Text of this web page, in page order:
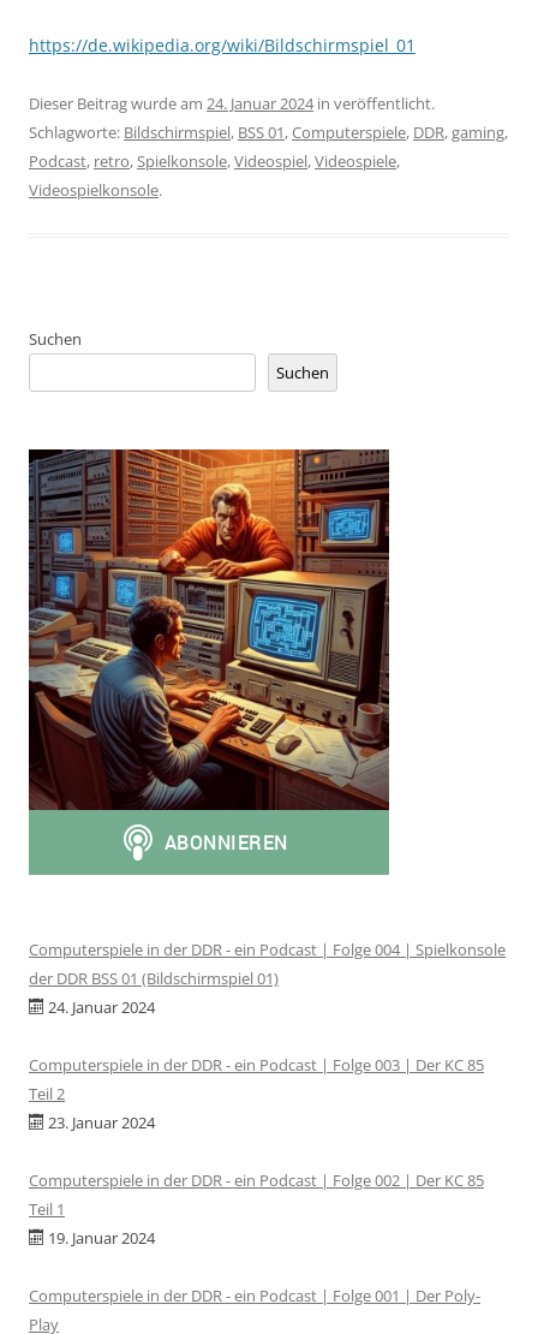
https://de.wikipedia.org/wiki/Bildschirmspiel_01
Dieser Beitrag wurde am 24. Januar 2024in veröffentlicht.
Schlagworte: Bildschirmspiel, BSS 01,Computerspiele, DDR,gaming,
Podcast, retro,Spielkonsole,Videospiel,Videospiele,
Videospielkonsole.
Suchen
Suchen
Computerspiele in der DDR - ein Podcast | Folge 004 | Spielkonsole
der DDR BSS 01 (Bildschirmspiel 01)
24. Januar 2024
Computerspiele in der DDR - ein Podcast | Folge 003 | Der KC 85
Teil 2
23. Januar 2024
Computerspiele in der DDR - ein Podcast | Folge 002 | Der KC 85
Teil 1
19. Januar 2024
Computerspiele in der DDR - ein Podcast | Folge 001 | Der Poly-
Play